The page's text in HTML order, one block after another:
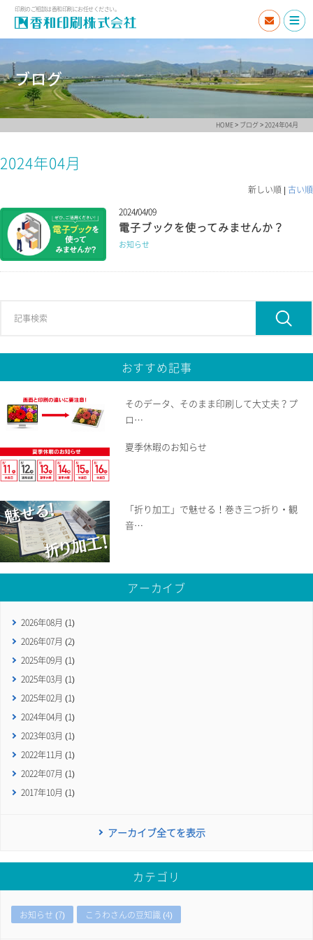
印刷のご相談は香和印刷にお任せください。
ブログ
HOME> ブログ> 2024年04月
2024年04月
新しい順 | 古い順
2024/04/09
電子ブックを使ってみませんか？
お知らせ
おすすめ記事
そのデータ、そのまま印刷して大丈夫？プ
ロ…
夏季休暇のお知らせ
「折り加工」で魅せる！巻き三つ折り・観
音…
アーカイブ
2026年08月 (1)
2026年07月 (2)
2025年09月 (1)
2025年03月 (1)
2025年02月 (1)
2024年04月 (1)
2023年03月 (1)
2022年11月 (1)
2022年07月 (1)
2017年10月 (1)
アーカイブ全てを表示
カテゴリ
お知らせ (7) こうわさんの豆知識 (4)